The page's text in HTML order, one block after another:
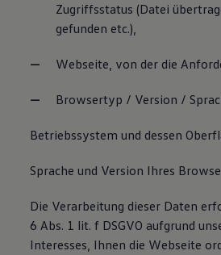
Zugriffsstatus (Datei
gefunden etc.),
Webseite, von der die
Browsertyp / Version /
Betriebssystem und dessen
Sprache und Version Ihres
Die Verarbeitung dieser Daten
6 Abs. 1 lit. f DSGVO aufgrund
Interesses, Ihnen die Webseite